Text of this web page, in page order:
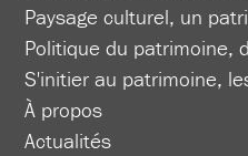
Paysage culturel, un
Politique du patrimoine,
S'initier au patrimoine,
À propos
Actualités